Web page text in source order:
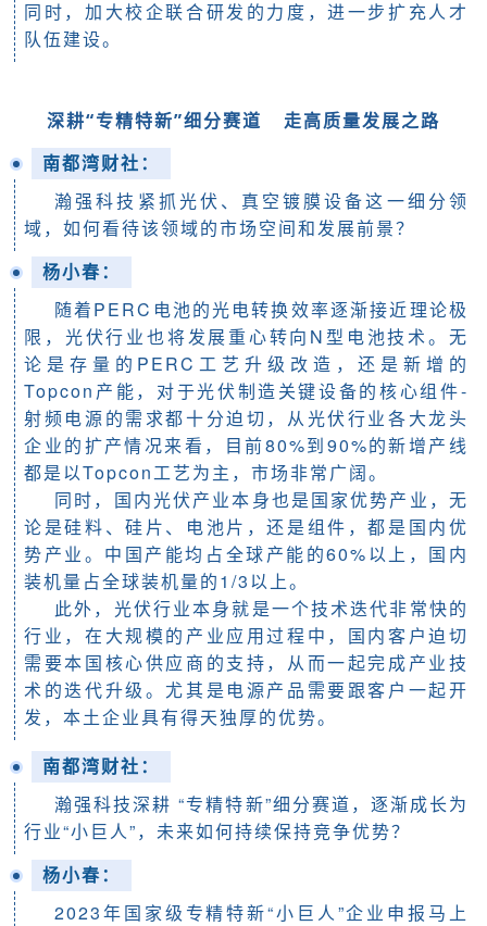
同时，加大校企联合研发的力度，进一步扩充人才
队伍建设。
深耕“专精特新”细分赛道
走高质量发展之路
南都湾财社：
瀚强科技紧抓光伏、真空镀膜设备这一细分领
域，如何看待该领域的市场空间和发展前景？
杨小春：
随着PERC电池的光电转换效率逐渐接近理论极
限，光伏行业也将发展重心转向N型电池技术。无
论是存量的PERC工艺升级改造，还是新增的
Topcon产能，对于光伏制造关键设备的核心组件-
射频电源的需求都十分迫切，从光伏行业各大龙头
企业的扩产情况来看，目前80%到90%的新增产线
都是以Topcon工艺为主，市场非常广阔。
同时，国内光伏产业本身也是国家优势产业，无
论是硅料、硅片、电池片，还是组件，都是国内优
势产业。中国产能均占全球产能的60%以上，国内
装机量占全球装机量的1/3以上。
此外，光伏行业本身就是一个技术迭代非常快的
行业，在大规模的产业应用过程中，国内客户迫切
需要本国核心供应商的支持，从而一起完成产业技
术的迭代升级。尤其是电源产品需要跟客户一起开
发，本土企业具有得天独厚的优势。
南都湾财社：
瀚强科技深耕 “专精特新”细分赛道，逐渐成长为
行业“小巨人”，未来如何持续保持竞争优势？
杨小春：
2023年国家级专精特新“小巨人”企业申报马上